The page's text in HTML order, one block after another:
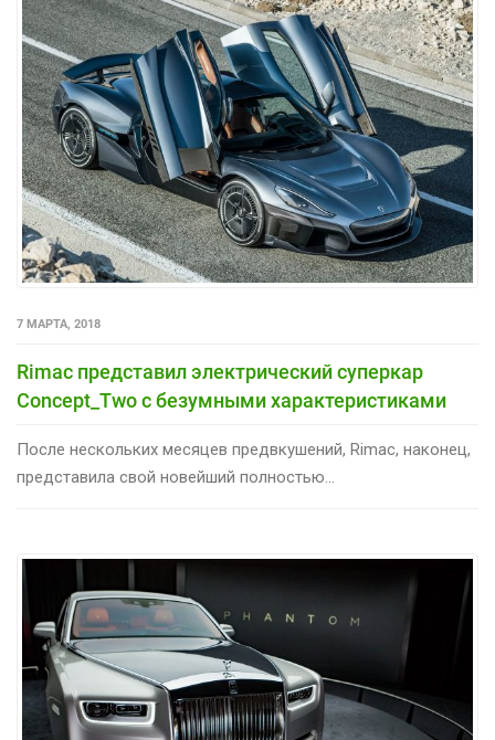
7 МАРТА, 2018
Rimac представил электрический суперкар
Concept_Two с безумными характеристиками
После нескольких месяцев предвкушений, Rimac, наконец,
представила свой новейший полностью...